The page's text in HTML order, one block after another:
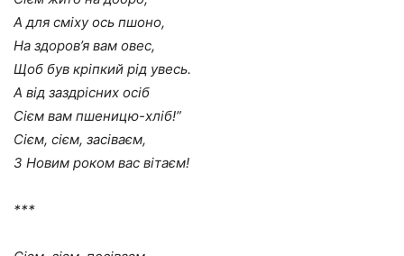
А для сміху ось пшоно,
На здоров’я вам овес,
Щоб був кріпкий рід увесь.
А від заздрісних осіб
Сієм вам пшеницю-хліб!”
Сієм, сієм, засіваєм,
З Новим роком вас вітаєм!
***